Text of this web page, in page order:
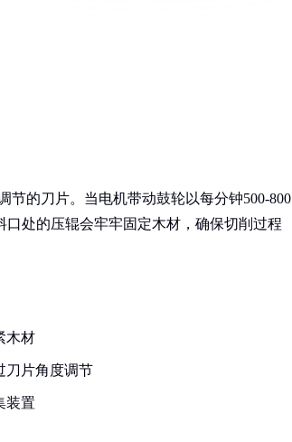
节的刀片。当电机带动鼓轮以每分钟500-800
处的压辊会牢牢固定木材，确保切削过程
木材
刀片角度调节
装置